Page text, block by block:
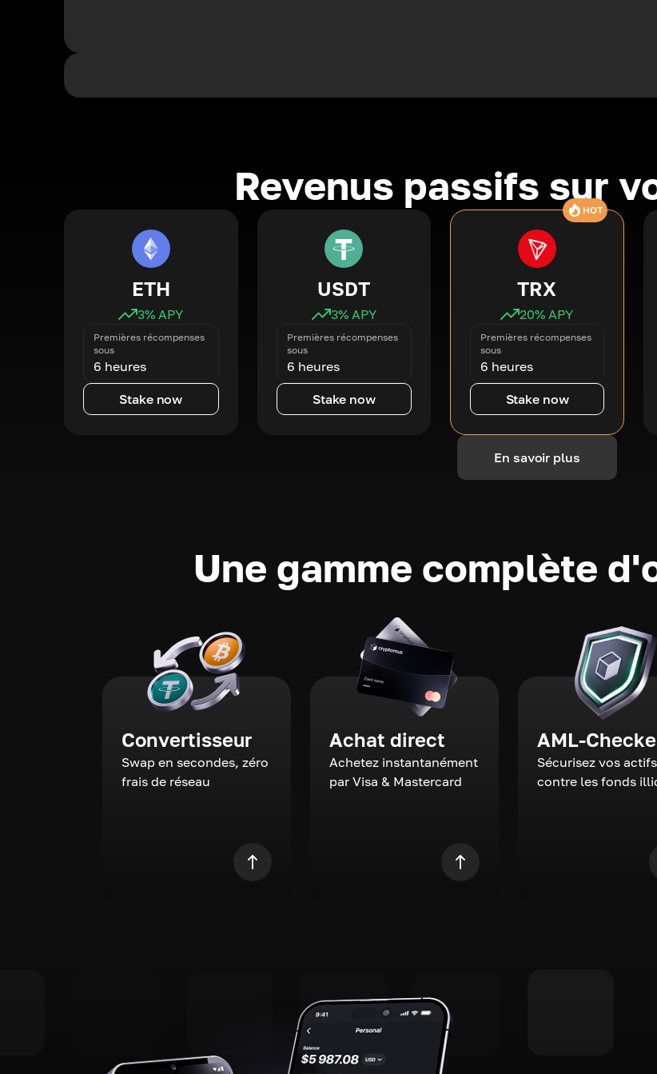
Revenus passifs sur
ETH
3% APY
Premières récompenses
sous
6 heures
Stake now
USDT
3% APY
Premières récompenses
sous
6 heures
Stake now
HOT
TRX
20% APY
Premières récompenses
sous
6 heures
Stake now
En savoir plus
Une gamme complète
Convertisseur
Swap en secondes, zéro
frais de réseau
Achat direct
Achetez instantanément
par Visa & Mastercard
AML-
Sécurisez vos actifs
contre les fonds